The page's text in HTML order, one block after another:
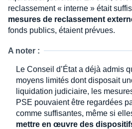
reclassement « interne » était
mesures de reclassement
fonds publics, étaient prévues.
A noter :
Le Conseil d’État a déjà admis
moyens limités dont disposait
liquidation judiciaire, les
PSE pouvaient être regardées
comme suffisantes, même si
mettre en œuvre des